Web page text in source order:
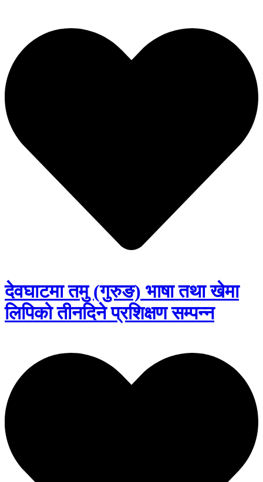
देवघाटमा तमु (गुरुङ) भाषा तथा खेमा
लिपिको तीनदिने प्रशिक्षण सम्पन्न